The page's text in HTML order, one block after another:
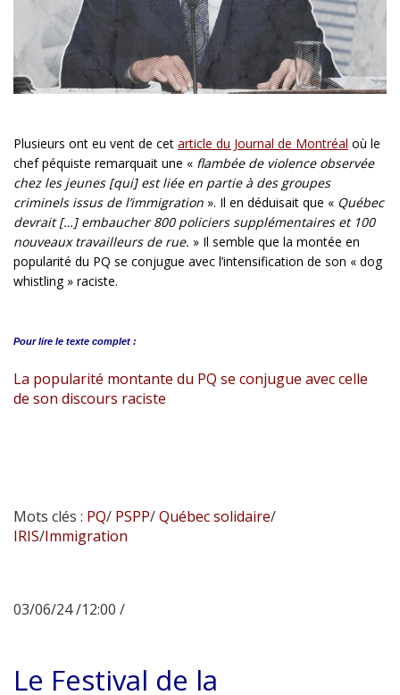
Plusieurs ont eu vent de cet article du Journal de Montréal où le
chef péquiste remarquait une « flambée de violence observée
chez les jeunes [qui] est liée en partie à des groupes
criminels issus de l’immigration ». Il en déduisait que « Québec
devrait […] embaucher 800 policiers supplémentaires et 100
nouveaux travailleurs de rue. » Il semble que la montée en
popularité du PQ se conjugue avec l’intensification de son « dog
whistling » raciste.
Pour lire le texte complet :
La popularité montante du PQ se conjugue avec celle
de son discours raciste
Mots clés : PQ/ PSPP/Québec solidaire/
IRIS/Immigration
03/06/24 /12:00 /
Le Festival de la